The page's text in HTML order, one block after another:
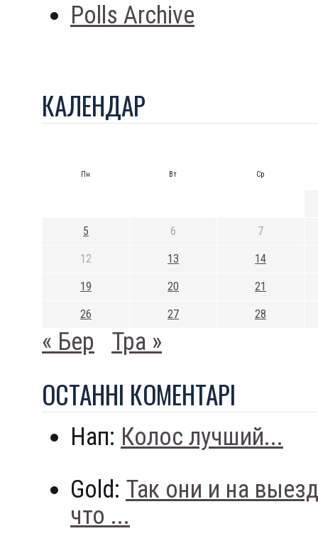
Polls Archive
КАЛЕНДАР
Пн Вт Ср
5 6 7
12 13 14
19 20 21
26 27 28
« Бер Тра »
ОСТАННI КОМЕНТАРI
Нап: Колос лучший...
Gold: Так они и на
что ...